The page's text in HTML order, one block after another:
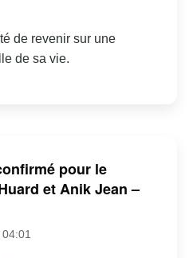
de revenir sur une
de sa vie.
pour le
et Anik Jean –